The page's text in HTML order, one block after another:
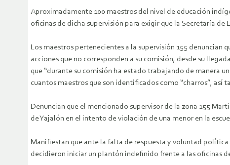
Aproximadamente 100 maestros del nivel de educación
oficinas de dicha supervisión para exigir que la Secretaría
Los maestros pertenecientes a la supervisión 155 denuncian
acciones que no corresponden a su comisión, desde su
que “durante su comisión ha estado trabajando de manera
cuantos maestros que son identificados como “charros”,
Denuncian que el mencionado supervisor de la zona 155
de Yajalón en el intento de violación de una menor en la
Manifiestan que ante la falta de respuesta y voluntad
decidieron iniciar un plantón indefinido frente a las oficinas